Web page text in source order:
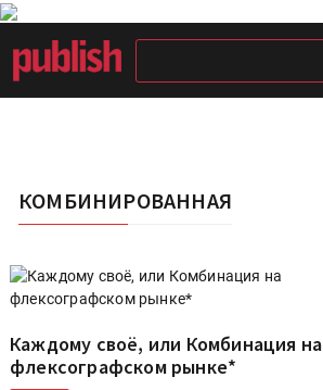
КОМБИНИРОВАННАЯ
Каждому своё, или Комбинация на
флексографском рынке*